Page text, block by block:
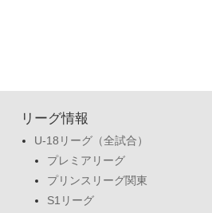
リーグ情報
U-18リーグ（全試合）
プレミアリーグ
プリンスリーグ関東
S1リーグ